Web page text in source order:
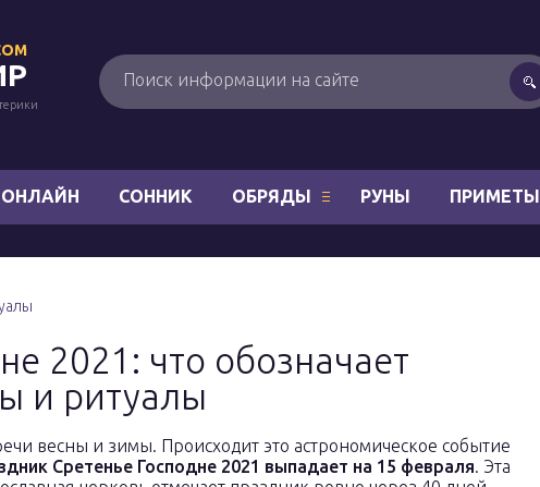
СОННИК ОБРЯДЫ РУНЫ ПРИМЕТЫ
2021: что обозначает
и ритуалы
весны и зимы. Происходит это астрономическое событие
Сретенье Господне 2021 выпадает на 15 февраля. Эта